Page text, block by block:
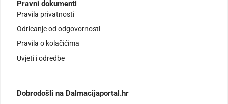
Pravni dokumenti
Pravila privatnosti
Odricanje od odgovornosti
Pravila o kolačićima
Uvjeti i odredbe
Dobrodošli na Dalmacijaportal.hr